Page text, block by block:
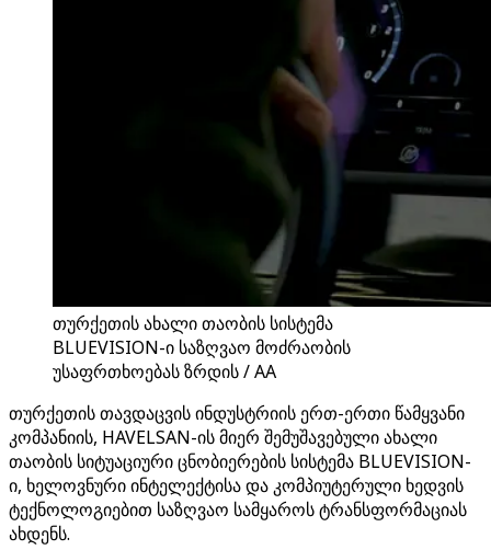
თურქეთის ახალი თაობის სისტემა
BLUEVISION-ი საზღვაო მოძრაობის
უსაფრთხოებას ზრდის / AA
თურქეთის თავდაცვის ინდუსტრიის ერთ-ერთი წამყვანი
კომპანიის, HAVELSAN-ის მიერ შემუშავებული ახალი
თაობის სიტუაციური ცნობიერების სისტემა BLUEVISION-
ი, ხელოვნური ინტელექტისა და კომპიუტერული ხედვის
ტექნოლოგიებით საზღვაო სამყაროს ტრანსფორმაციას
ახდენს.